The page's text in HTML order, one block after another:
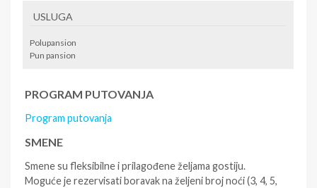
USLUGA
Polupansion
Pun pansion
PROGRAM PUTOVANJA
Program putovanja
SMENE
Smene su fleksibilne i prilagođene željama gostiju.
Moguće je rezervisati boravak na željeni broj noći (3, 4, 5,